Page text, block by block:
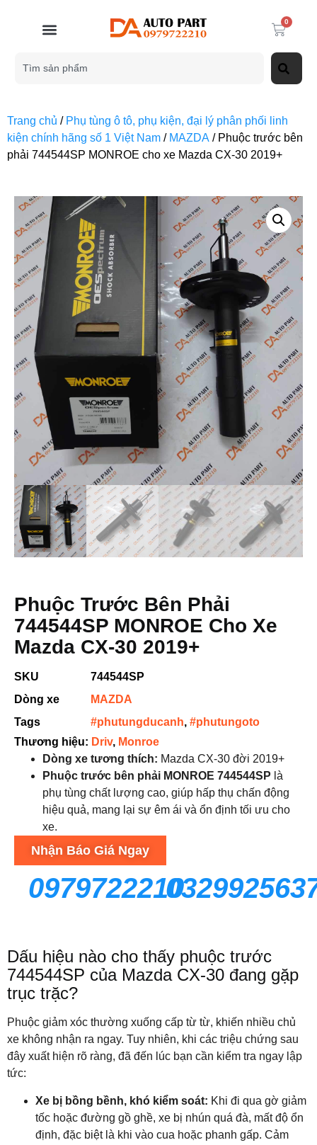
0
Trang chủ / Phụ tùng ô tô, phụ kiện, đại lý phân phối linh
kiện chính hãng số 1 Việt Nam / MAZDA / Phuộc trước bên
phải 744544SP MONROE cho xe Mazda CX-30 2019+
Phuộc Trước Bên Phải
744544SP MONROE Cho Xe
Mazda CX-30 2019+
SKU
744544SP
Dòng xe
MAZDA
Tags
#phutungducanh, #phutungoto
Thương hiệu: Driv, Monroe
Dòng xe tương thích: Mazda CX-30 đời 2019+
Phuộc trước bên phải MONROE 744544SP là
phụ tùng chất lượng cao, giúp hấp thụ chấn động
hiệu quả, mang lại sự êm ái và ổn định tối ưu cho
xe.
Nhận Báo Giá Ngay
0979722210
Dấu hiệu nào cho thấy phuộc trước
744544SP của Mazda CX-30 đang gặp
trục trặc?
Phuộc giảm xóc thường xuống cấp từ từ, khiến nhiều chủ
xe không nhận ra ngay. Tuy nhiên, khi các triệu chứng sau
đây xuất hiện rõ ràng, đã đến lúc bạn cần kiểm tra ngay lập
tức:
Xe bị bồng bềnh, khó kiểm soát: Khi đi qua gờ giảm
tốc hoặc đường gồ ghề, xe bị nhún quá đà, mất độ ổn
định, đặc biệt là khi vào cua hoặc phanh gấp. Cảm